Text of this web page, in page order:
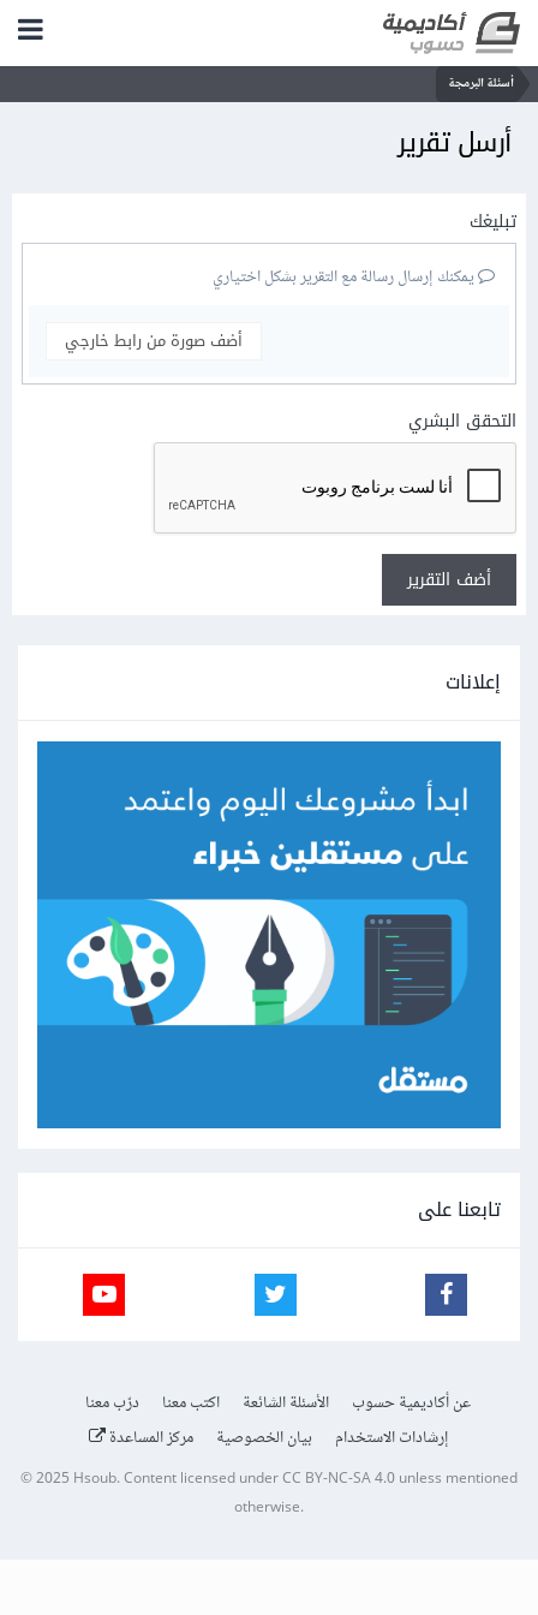
أسئلة البرمجة
أرسل تقرير
تبليغك
يمكنك إرسال رسالة مع التقرير بشكل اختياري
أضف صورة من رابط خارجي
التحقق البشري
أضف التقرير
إعلانات
تابعنا على
عن أكاديمية حسوب الأسئلة الشائعة اكتب معنا
درّب معنا
إرشادات الاستخدام
بيان الخصوصية مركز المساعدة
© 2025 Hsoub.Content licensed underCC BY-NC-SA 4.0unless mentioned
otherwise.